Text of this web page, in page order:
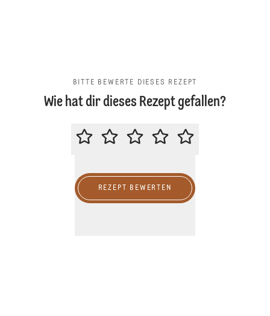
BITTE BEWERTE DIESES REZEPT
Wie hat dir dieses Rezept gefallen?
BITTE BEWERTE DIESES REZEPT
REZEPT BEWERTEN